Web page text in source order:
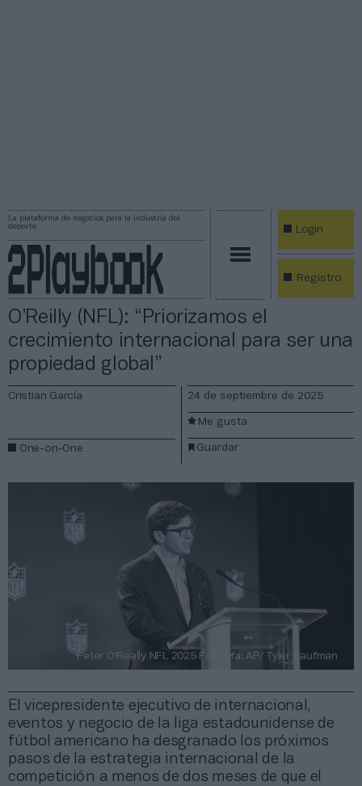
La plataforma de negocios para la industria del
deporte
Login
Registro
O’Reilly (NFL): “Priorizamos el
crecimiento internacional para ser una
propiedad global”
El vicepresidente ejecutivo de internacional,
eventos y negocio de la liga estadounidense de
fútbol americano ha desgranado los próximos
pasos de la estrategia internacional de la
competición a menos de dos meses de que el
Peter O'Really NFL 2025 Foto vía: AP/ Tyler Kaufman
Cristian García
One-on-One
24 de septiembre de 2025
Guardar
Me gusta